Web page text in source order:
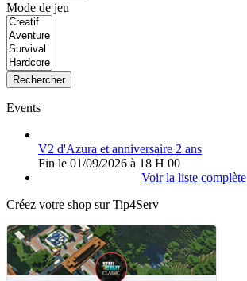
Mode de jeu
Rechercher
Events
V2 d'Azura et anniversaire 2 ans
Fin le 01/09/2026 à 18 H 00
Voir la liste complète
Créez votre shop sur Tip4Serv